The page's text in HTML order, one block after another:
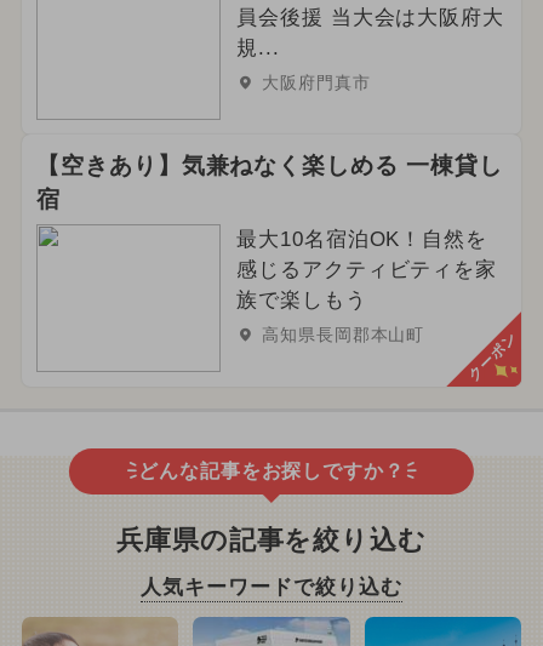
員会後援 当大会は大阪府大
規...
大阪府門真市
【空きあり】気兼ねなく楽しめる 一棟貸し
宿
最大10名宿泊OK！自然を
感じるアクティビティを家
族で楽しもう
高知県長岡郡本山町 クーポン
どんな記事をお探しですか？
兵庫県の記事を絞り込む
人気キーワードで絞り込む